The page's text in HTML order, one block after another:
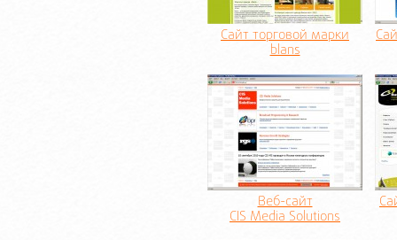
Сайт торговой марки
blans
Веб-сайт
CIS Media Solutions